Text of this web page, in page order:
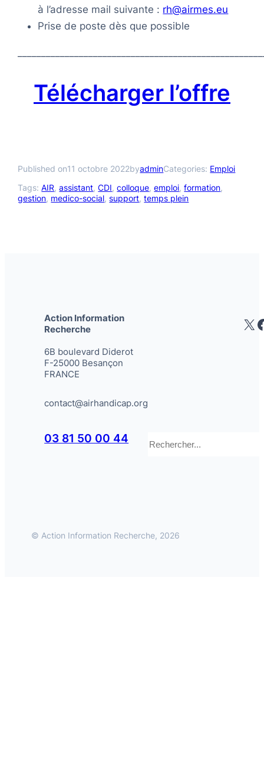
à l’adresse mail suivante : rh@airmes.eu
Prise de poste dès que possible
Télécharger l’offre
Published on11 octobre 2022byadminCategories: Emploi
Tags:AIR, assistant, CDI, colloque, emploi, formation
gestion, medico-social, support, temps plein
Action Information
Recherche
6B boulevard Diderot
F-25000 Besançon
FRANCE
contact@airhandicap.org
03 81 50 00 44
X
© Action Information Recherche, 2026